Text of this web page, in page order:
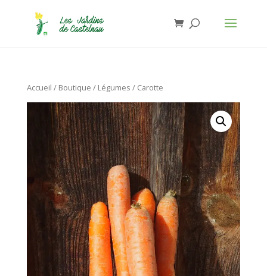
Accueil / Boutique / Légumes / Carotte
Jardins de Castelnau - Organic Food
Anthony Lasserre
Gratuit - In Google Play
Installer